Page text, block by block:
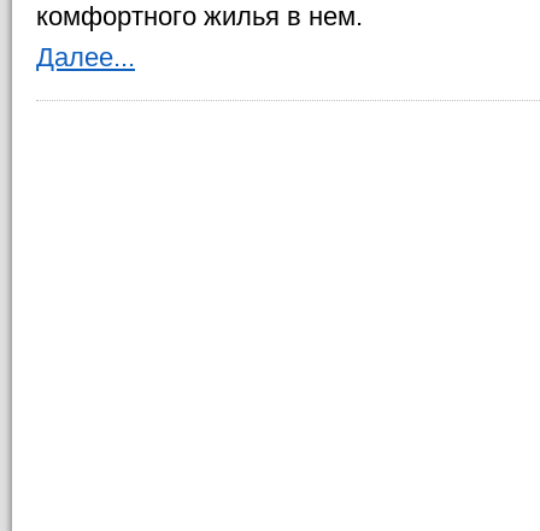
комфортного жилья в нем.
Далее...